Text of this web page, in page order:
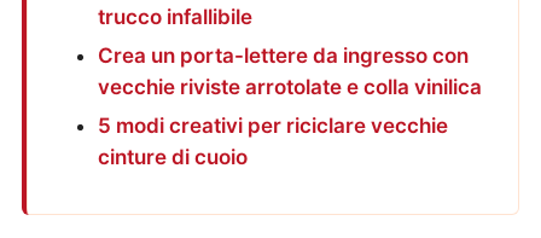
trucco infallibile
Crea un porta-lettere da ingresso con
vecchie riviste arrotolate e colla vinilica
5 modi creativi per riciclare vecchie
cinture di cuoio